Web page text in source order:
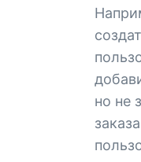
но не